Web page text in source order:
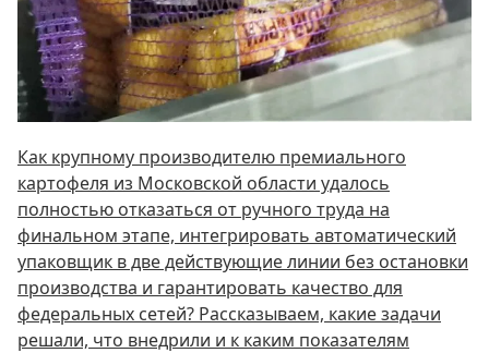
Как крупному производителю премиального
картофеля из Московской области удалось
полностью отказаться от ручного труда на
финальном этапе, интегрировать автоматический
упаковщик в две действующие линии без остановки
производства и гарантировать качество для
федеральных сетей? Рассказываем, какие задачи
решали, что внедрили и к каким показателям